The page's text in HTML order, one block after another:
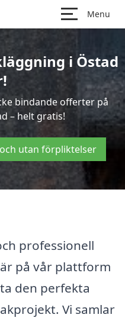
Menu
i Östad
bindande offerter på
– helt gratis!
utan förpliktelser
professionell
på vår plattform
den perfekta
Vi samlar